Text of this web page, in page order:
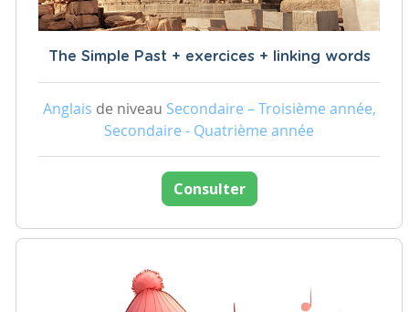
The Simple Past + exercices + linking words
Anglais de niveau Secondaire – Troisième année,
Secondaire - Quatrième année
Consulter